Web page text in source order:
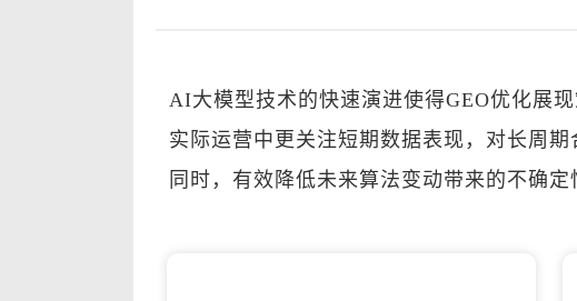
AI大模型技术的快速演进使得GEO优化展
实际运营中更关注短期数据表现，对长周
同时，有效降低未来算法变动带来的不确定